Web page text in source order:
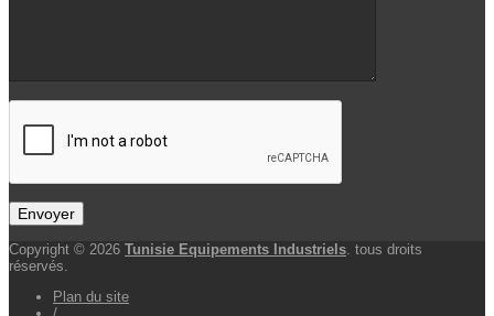
Copyright © 2026 Tunisie Equipements Industriels. tous droits
réservés.
Plan du site